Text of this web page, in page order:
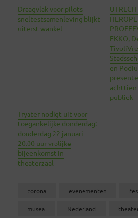
Draagvlak voor pilots
sneltestsamenleving blijkt
uiterst wankel
EKKO,
en
achttien
publiek
Tryater nodigt uit voor
toegankelijke donderdag:
donderdag 22 januari
20.00 uur vrolijke
bijeenkomst in
theaterzaal
corona evenementen
musea Nederland theater